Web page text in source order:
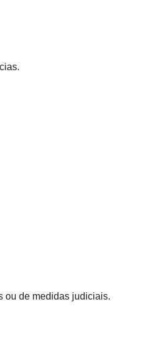
ou de medidas judiciais.